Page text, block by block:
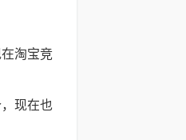
淘宝竞
现在也